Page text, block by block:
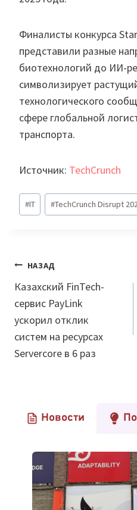
Финалисты конкурса
представили разные
биотехнологий до ИИ-
символизирует
технологического
сфере глобальной
транспорта.
Источник: TechCrunch
Метки
записи:
#IT #TechCrunch Disrupt
Навигация
по
записям
НАЗАД
Казахский FinTech-
сервис PayLink
ускорил отклик
систем на ресурсах
Servercore в 6 раз
Новости